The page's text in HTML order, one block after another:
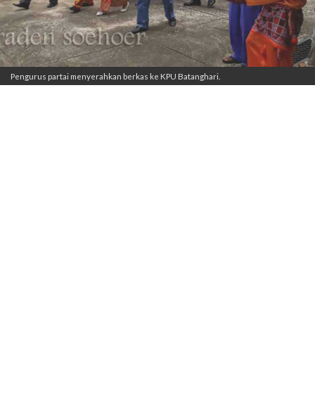
Pengurus partai menyerahkan berkas ke KPU Batanghari.